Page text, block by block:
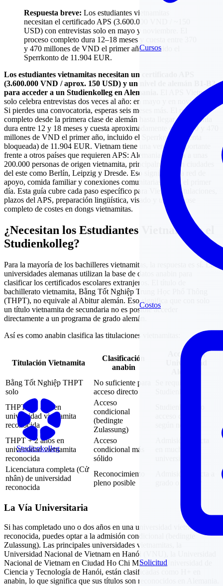
Studienkolleg
Cursos
Costos
Solicitud
Respuesta breve: Los estudiantes vietnamitas
necesitan el certificado APS (3.600.000 VND / ~150
USD) con entrevistas solo en mayo y noviembre. El
proceso completo dura 12–18 meses y cuesta entre 370
y 470 millones de VND el primer año, incluido el
Sperrkonto de 11.904 EUR.
Los estudiantes vietnamitas necesitan un certificado APS
(3.600.000 VND / aprox. 150 USD) y un nivel de alemán B1-B2
para acceder a un Studienkolleg en Alemania.
El APS Vietnam
solo celebra entrevistas dos veces al año: en mayo y en noviembre.
Si pierdes una convocatoria, esperas seis meses más. El proceso
completo desde la primera clase de alemán hasta llegar a Alemania
dura entre 12 y 18 meses y cuesta aproximadamente entre 370 y 470
millones de VND el primer año, incluido el Sperrkonto (cuenta
bloqueada) de 11.904 EUR. Vietnam tiene una ventaja importante
frente a otros países que requieren APS: Alemania alberga a unas
200.000 personas de origen vietnamita, principalmente en ciudades
del este como Berlín, Leipzig y Dresde. Eso significa una red de
apoyo, comida familiar y conexiones comunitarias desde el primer
día. Esta guía cubre cada paso específico para Vietnam: titulaciones,
plazos del APS, preparación lingüística, visado y un desglose
completo de costes en dongs vietnamitas.
¿Necesitan los Estudiantes Vietnamitas el
Studienkolleg?
Para la mayoría de los bachilleres vietnamitas, la respuesta es sí. Las
universidades alemanas utilizan la base de datos anabin para
clasificar los certificados escolares extranjeros. El título de
bachillerato vietnamita, Bằng Tốt Nghiệp Trung Học Phổ Thông
(THPT), no equivale al Abitur alemán. Eso significa que con solo
un título vietnamita de secundaria no es posible acceder
directamente a un programa de grado alemán.
Así es como anabin clasifica las titulaciones vietnamitas:
Titulación Vietnamita
Clasificación
anabin
Acceso a la
Universidad
Bằng Tốt Nghiệp THPT
solo
No suficiente para
acceso directo
THPT + 1 año en
universidad vietnamita
reconocida
Acceso
condicional
(bedingte
Zulassung)
THPT + 2 años en
universidad vietnamita
reconocida
Acceso
condicional más
sólido
Licenciatura completa (Cử
nhân) de universidad
reconocida
Reconocimiento
pleno posible
La Vía Universitaria
Si has completado uno o dos años en una universidad vietnamita
reconocida, puedes optar a la admisión condicional (bedingte
Zulassung). Las principales universidades vietnamitas, la
Universidad Nacional de Vietnam en Hanói (VNU), la Universidad
Nacional de Vietnam en Ciudad Ho Chi Minh y la Universidad de
Ciencia y Tecnología de Hanói, están clasificadas como H+ en
anabin, lo que significa que sus títulos son reconocidos en Alemania.